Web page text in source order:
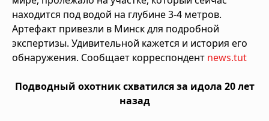
находится под водой на глубине 3-4 метров.
Артефакт привезли в Минск для подробной
экспертизы. Удивительной кажется и история его
обнаружения. Сообщает корреспондент news.tut
Подводный охотник схватился за идола 20 лет
назад